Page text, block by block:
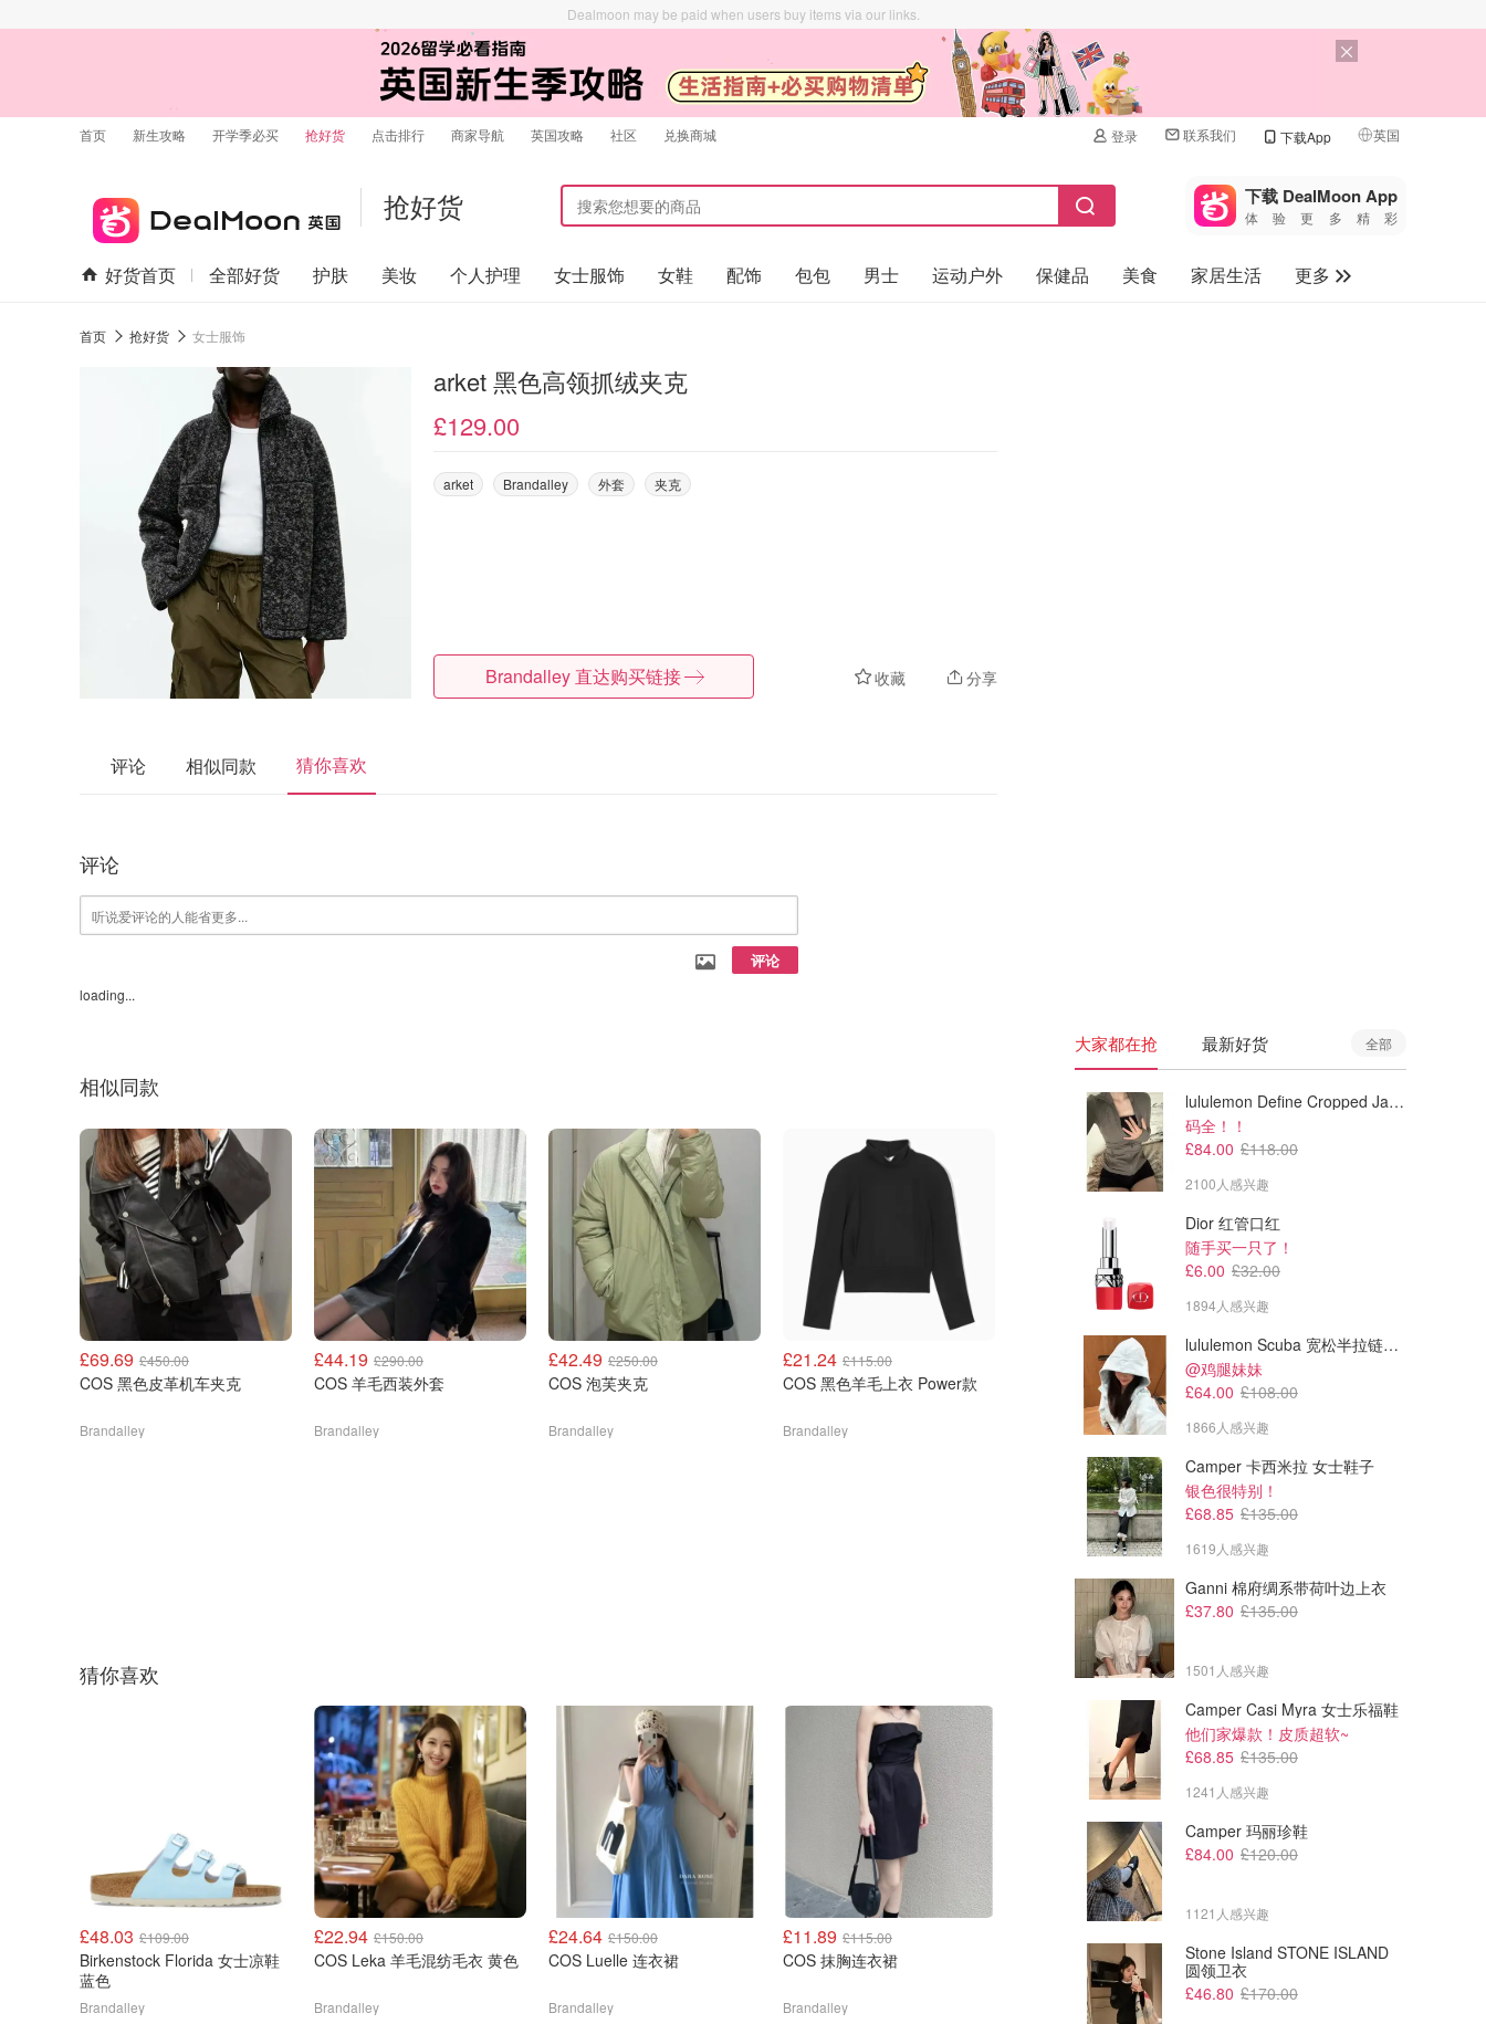
Dealmoon may be paid when users buy items via our links.
首页 新生攻略 开学季必买 抢好货 点击排行 商家导航 英国攻略 社区 兑换商城 登录 联系我们 下载App 英国
🇺🇸
🇨🇳 中国
🇨🇦加拿大
抢好货 下载 DealMoon App
体验更多精彩
好货首页 全部好货 护肤 美妆 个人护理 女士服饰 女鞋 配饰 包包 男士 运动户外 保健品 美食 家居生活
更多
首页 抢好货 女士服饰
arket 黑色高领抓绒夹克
£129.00
arket Brandalley 外套 夹克
收藏 分享
Brandalley 直达购买链接
评论 相似同款 猜你喜欢
评论
评论
loading...
相似同款
£69.69 £450.00
COS 黑色皮革机车夹克
Brandalley
£44.19 £290.00
COS 羊毛西装外套
Brandalley
£42.49 £250.00
COS 泡芙夹克
Brandalley
£21.24 £115.00
COS 黑色羊毛上衣 Power款
Brandalley
£450.00
COS 羽绒外套
£55.24
COS 深灰羊毛混纺大衣
Brandalley
猜你喜欢
£48.03 £109.00
Birkenstock Florida 女士凉鞋
蓝色
Brandalley
£22.94 £150.00
COS Leka 羊毛混纺毛衣 黄色
Brandalley
£24.64 £150.00
COS Luelle 连衣裙
Brandalley
£11.89 £115.00
COS 抹胸连衣裙
Brandalley
大家都在抢 最新好货 全部
lululemon Define Cropped Jacket Nulu 短款夹克
码全！！
£84.00 £118.00
2100人感兴趣
Dior 红管口红
随手买一只了！
£6.00 £32.00
1894人感兴趣
lululemon Scuba 宽松半拉链卫衣
@鸡腿妹妹
£64.00 £108.00
1866人感兴趣
Camper 卡西米拉 女士鞋子
银色很特别！
£68.85 £135.00
1619人感兴趣
Ganni 棉府绸系带荷叶边上衣
£37.80 £135.00
1501人感兴趣
Camper Casi Myra 女士乐福鞋
他们家爆款！皮质超软~
£68.85 £135.00
1241人感兴趣
Camper 玛丽珍鞋
£84.00 £120.00
1121人感兴趣
Stone Island STONE ISLAND
圆领卫衣
£46.80 £170.00